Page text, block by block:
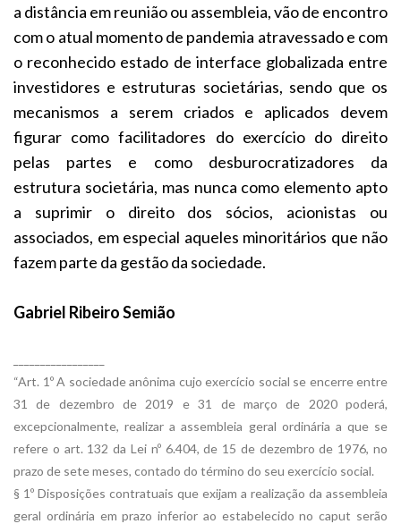
a distância em reunião ou assembleia, vão de encontro
com o atual momento de pandemia atravessado e com
o reconhecido estado de interface globalizada entre
investidores e estruturas societárias, sendo que os
mecanismos a serem criados e aplicados devem
figurar como facilitadores do exercício do direito
pelas partes e como desburocratizadores da
estrutura societária, mas nunca como elemento apto
a suprimir o direito dos sócios, acionistas ou
associados, em especial aqueles minoritários que não
fazem parte da gestão da sociedade.
Gabriel Ribeiro Semião
“Art. 1º A sociedade anônima cujo exercício social se encerre entre
31 de dezembro de 2019 e 31 de março de 2020 poderá,
excepcionalmente, realizar a assembleia geral ordinária a que se
refere o art. 132 da Lei nº 6.404, de 15 de dezembro de 1976, no
prazo de sete meses, contado do término do seu exercício social.
§ 1º Disposições contratuais que exijam a realização da assembleia
geral ordinária em prazo inferior ao estabelecido no caput serão